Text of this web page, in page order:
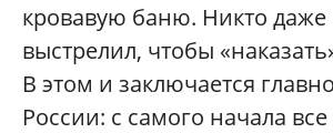
кровавую баню. Никто даже
выстрелил, чтобы
В этом и заключается
России: с самого начала